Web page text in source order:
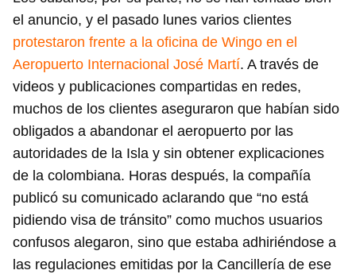
el anuncio, y el pasado lunes varios clientes
protestaron frente a la oficina de Wingo en el
Aeropuerto Internacional José Martí. A través de
videos y publicaciones compartidas en redes,
muchos de los clientes aseguraron que habían sido
obligados a abandonar el aeropuerto por las
autoridades de la Isla y sin obtener explicaciones
de la colombiana. Horas después, la compañía
publicó su comunicado aclarando que “no está
pidiendo visa de tránsito” como muchos usuarios
confusos alegaron, sino que estaba adhiriéndose a
las regulaciones emitidas por la Cancillería de ese